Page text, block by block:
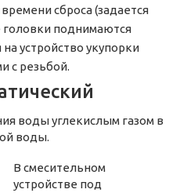
сброса (задается
поднимаются
устройство укупорки
с резьбой.
воды углекислым газом в
воды.
В смесительном
устройстве под